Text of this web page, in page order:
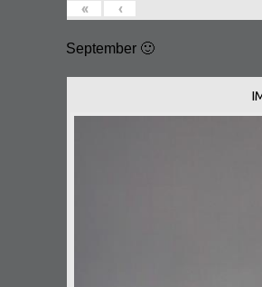
«
‹
September 🙂